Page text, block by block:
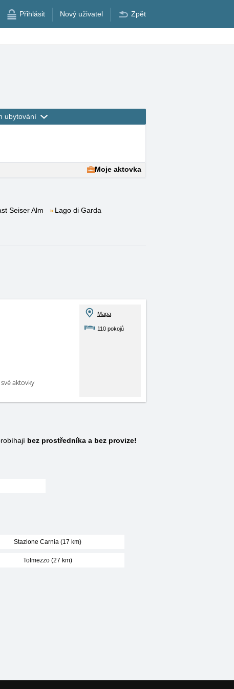
Přihlásit Nový uživatel Zpět
ubytování
Moje aktovka
Seiser Alm
Lago di Garda
aktovky
Mapa
110 pokojů
bez prostředníka a bez provize!
Stazione Carnia (17 km)
Tolmezzo (27 km)